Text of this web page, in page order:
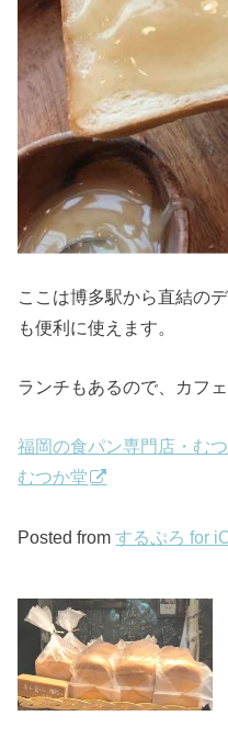
ここは博多駅から直結の
も便利に使えます。
ランチもあるので、カフ
福岡の食パン専門店・む
むつか堂
Posted fromするぷろ for